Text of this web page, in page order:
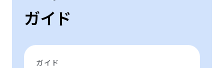
ガイド
ガイド